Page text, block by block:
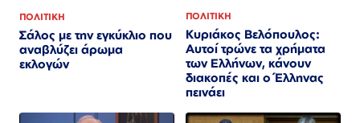
ΠΟΛΙΤΙΚΗ
Σάλος με την εγκύκλιο που
αναβλύζει άρωμα
εκλογών
ΠΟΛΙΤΙΚΗ
Κυριάκος Βελόπουλος:
Αυτοί τρώνε τα χρήματα
των Ελλήνων, κάνουν
διακοπές και ο Έλληνας
πεινάει